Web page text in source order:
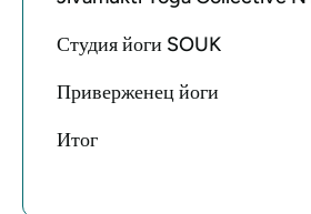
Студия йоги SOUK
Приверженец йоги
Итог